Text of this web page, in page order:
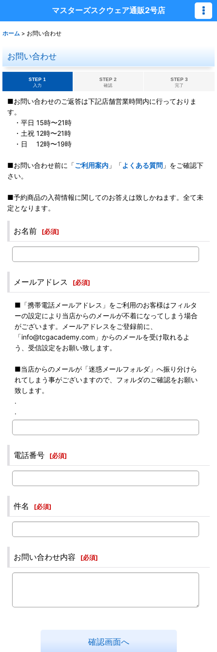
マスターズスクウェア通販2号店
ホーム > お問い合わせ
お問い合わせ
STEP 1
入力
STEP 2
確認
STEP 3
完了
■お問い合わせのご返答は下記店舗営業時間内に行っておりま
す。
・平日 15時〜21時
・土祝 12時〜21時
・日 12時〜19時
■お問い合わせ前に「ご利用案内 」「よくある質問 」をご確認下
さい。
■予約商品の入荷情報に関してのお答えは致しかねます。全て未
定となります。
お名前 [必須]
メールアドレス [必須]
■「携帯電話メールアドレス」をご利用のお客様はフィルタ
ーの設定により当店からのメールが不着になってしまう場合
がございます。メールアドレスをご登録前に、
「info@tcgacademy.com」からのメールを受け取れるよ
う、受信設定をお願い致します。
■当店からのメールが「迷惑メールフォルダ」へ振り分けら
れてしまう事がございますので、フォルダのご確認をお願い
致します。
.
.
電話番号 [必須]
件名 [必須]
お問い合わせ内容 [必須]
確認画面へ